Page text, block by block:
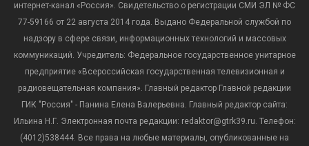
интернет-канал «Россия». Свидетельство о регистрации СМИ ЭЛ № ФС
77-59166 от 22 августа 2014 года. Выдано Федеральной службой по
надзору в сфере связи, информационных технологий и массовых
коммуникаций. Учредитель: Федеральное государственное унитарное
предприятие «Всероссийская государственная телевизионная и
радиовещательная компания». Главный редактор Главной редакции
ГИК "Россия" - Панина Елена Валерьевна. Главный редактор сайта:
Ильина Н.Г. Электронная почта редакции: redaktor@gtrk39.ru. Телефон:
(4012)538444. Все права на любые материалы, опубликованные на